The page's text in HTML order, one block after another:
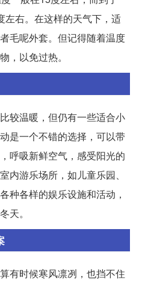
左右。在这样的天气下，适
毛呢外套。但记得随着温度
，以免过热。
较温暖，但仍有一些适合小
是一个不错的选择，可以带
呼吸新鲜空气，感受阳光的
内游乐场所，如儿童乐园、
种各样的娱乐设施和活动，
天。
有时候寒风凛冽，也挡不住